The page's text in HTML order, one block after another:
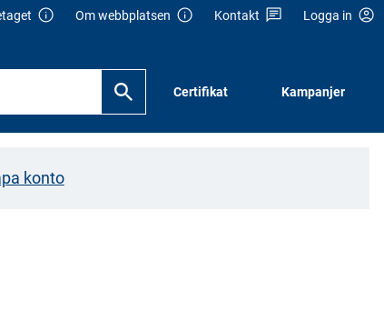
Om webbplatsen Kontakt Logga in
Certifikat Kampanjer
konto